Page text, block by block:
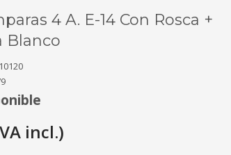
4 A. E-14 Con Rosca +
Blanco
incl.)